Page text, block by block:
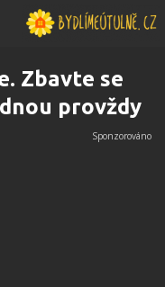
Zbavte se
provždy